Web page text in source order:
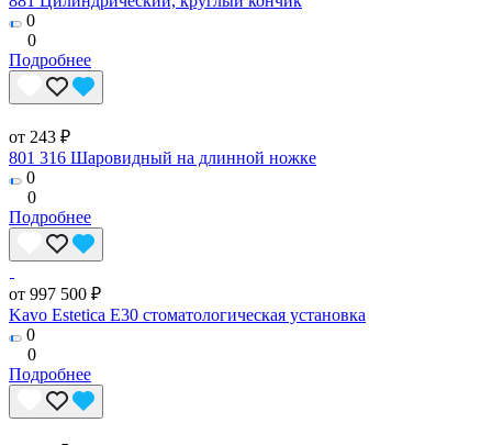
0
0
Подробнее
от 243 ₽
801 316 Шаровидный на длинной ножке
0
0
Подробнее
от 997 500 ₽
Kavo Estetica E30 стоматологическая установка
0
0
Подробнее